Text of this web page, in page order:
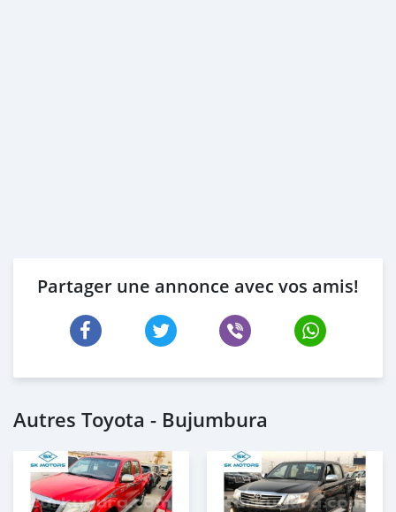
Partager une annonce avec vos amis!
Autres Toyota - Bujumbura